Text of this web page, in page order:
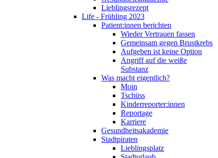
Lieblingsrezept
Life - Frühling 2023
Patient:innen berichten
Wieder Vertrauen fassen
Gemeinsam gegen Brustkrebs
Aufgeben ist keine Option
Angriff auf die weiße
Substanz
Was macht eigentlich?
Moin
Tschüss
Kinderreporter:innen
Reportage
Karriere
Gesundheitsakademie
Stadtpiraten
Lieblingsplatz